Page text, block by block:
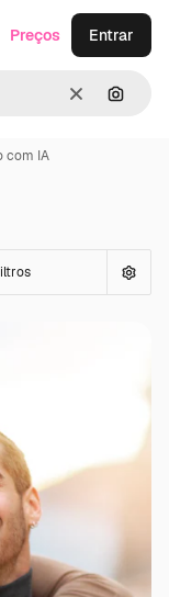
Limpar
Preços Entrar
com IA